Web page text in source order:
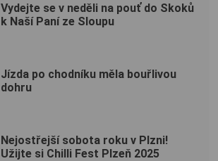
Vydejte se v neděli na pouť do Skoků
k Naší Paní ze Sloupu
Jízda po chodníku měla bouřlivou
dohru
Nejostřejší sobota roku v Plzni!
Užijte si Chilli Fest Plzeň 2025